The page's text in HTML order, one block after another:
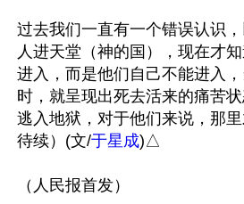
过去我们一直有一个错误认识
人进天堂（神的国），现在才
进入，而是他们自己不能进入
时，就呈现出死去活来的痛苦
逃入地狱，对于他们来说，那
待续）(文/于星成)△